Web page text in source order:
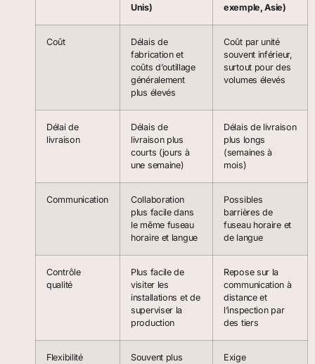
Unis)
exemple, Asie)
Coût
Délais de
fabrication et
coûts d’outillage
généralement
plus élevés
Coût par unité
souvent inférieur,
surtout pour des
volumes élevés
Délai de
livraison
Délais de
livraison plus
courts (jours à
une semaine)
Délais de livraison
plus longs
(semaines à
mois)
Communication
Collaboration
plus facile dans
le même fuseau
horaire et langue
Possibles
barrières de
fuseau horaire et
de langue
Contrôle
qualité
Plus facile de
visiter les
installations et de
superviser la
production
Repose sur la
communication à
distance et
l’inspection par
des tiers
Flexibilité
Souvent plus
Exige